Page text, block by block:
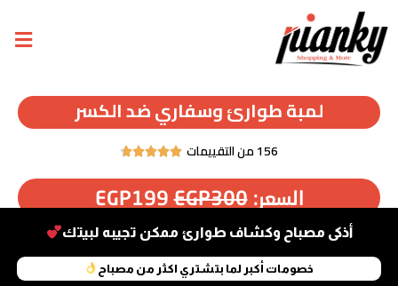
لمبة طوارئ وسفاري ضد الكسر
156 من التقييمات 




السعر: EGP300
EGP199
أذكى مصباح وكشاف طوارئ ممكن تجيبه لبيتك
خصومات أكبر لما بتشتري اكثر من مصباح